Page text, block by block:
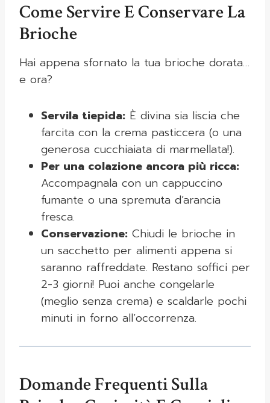
Come Servire E Conservare La
Brioche
Hai appena sfornato la tua brioche dorata…
e ora?
Servila tiepida: È divina sia liscia che
farcita con la crema pasticcera (o una
generosa cucchiaiata di marmellata!).
Per una colazione ancora più ricca:
Accompagnala con un cappuccino
fumante o una spremuta d’arancia
fresca.
Conservazione: Chiudi le brioche in
un sacchetto per alimenti appena si
saranno raffreddate. Restano soffici per
2-3 giorni! Puoi anche congelarle
(meglio senza crema) e scaldarle pochi
minuti in forno all’occorrenza.
Domande Frequenti Sulla